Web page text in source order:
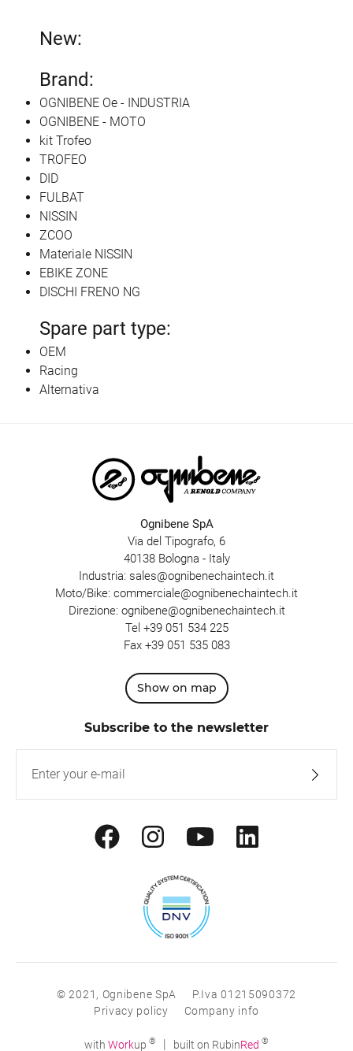
New:
Brand:
OGNIBENE Oe - INDUSTRIA
OGNIBENE - MOTO
kit Trofeo
TROFEO
DID
FULBAT
NISSIN
ZCOO
Materiale NISSIN
EBIKE ZONE
DISCHI FRENO NG
Spare part type:
OEM
Racing
Alternativa
Ognibene SpA
Via del Tipografo, 6
40138 Bologna - Italy
Industria: sales@ognibenechaintech.it
Moto/Bike: commerciale@ognibenechaintech.it
Direzione: ognibene@ognibenechaintech.it
Tel +39 051 534 225
Fax +39 051 535 083
Show on map
Subscribe to the newsletter
© 2021, Ognibene SpA
P.Iva 01215090372
Privacy policy
Company info
with Workup ® | built on RubinRed ®